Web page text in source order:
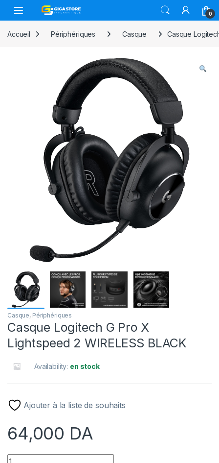
Skip to navigation
Skip to content
0
Accueil Périphériques Casque Casque
Casque, Périphériques
Casque Logitech G Pro X
Lightspeed 2 WIRELESS BLACK
Availability: en stock
Ajouter à la liste de souhaits
64,000 DA
Casque Logitech G Pro X Lightspeed 2 WIRELESS BLACK